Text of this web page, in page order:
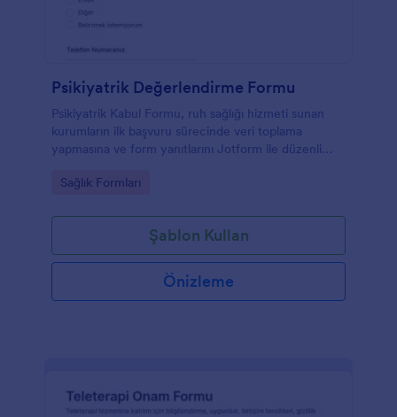
Psikiyatrik Değerlendirme Formu
Psikiyatrik Kabul Formu, ruh sağlığı hizmeti sunan
kurumların ilk başvuru sürecinde veri toplama
yapmasına ve form yanıtlarını Jotform ile düzenli
şablonudur.
Go to Category:
Sağlık Formları
Şablon Kullan
Önizleme